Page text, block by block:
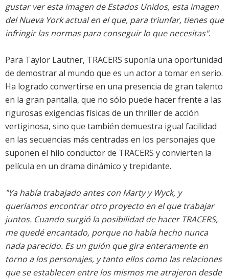
gustar ver esta imagen de Estados Unidos, esta imagen
del Nueva York actual en el que, para triunfar, tienes que
infringir las normas para conseguir lo que necesitas".
Para Taylor Lautner, TRACERS suponía una oportunidad
de demostrar al mundo que es un actor a tomar en serio.
Ha logrado convertirse en una presencia de gran talento
en la gran pantalla, que no sólo puede hacer frente a las
rigurosas exigencias físicas de un thriller de acción
vertiginosa, sino que también demuestra igual facilidad
en las secuencias más centradas en los personajes que
suponen el hilo conductor de TRACERS y convierten la
película en un drama dinámico y trepidante.
"Ya había trabajado antes con Marty y Wyck, y
queríamos encontrar otro proyecto en el que trabajar
juntos. Cuando surgió la posibilidad de hacer TRACERS,
me quedé encantado, porque no había hecho nunca
nada parecido. Es un guión que gira enteramente en
torno a los personajes, y tanto ellos como las relaciones
que se establecen entre los mismos me atrajeron desde